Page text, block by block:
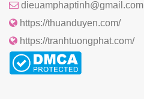
dieuamphaptinh@gmail.com
https://thuanduyen.com/
https://tranhtuongphat.com/